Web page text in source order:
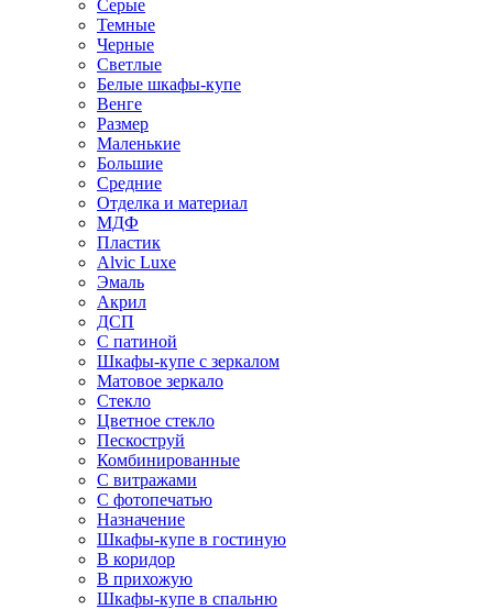
Серые
Темные
Черные
Светлые
Белые шкафы-купе
Венге
Размер
Маленькие
Большие
Средние
Отделка и материал
МДФ
Пластик
Alvic Luxe
Эмаль
Акрил
ДСП
С патиной
Шкафы-купе с зеркалом
Матовое зеркало
Стекло
Цветное стекло
Пескоструй
Комбинированные
С витражами
С фотопечатью
Назначение
Шкафы-купе в гостиную
В коридор
В прихожую
Шкафы-купе в спальню